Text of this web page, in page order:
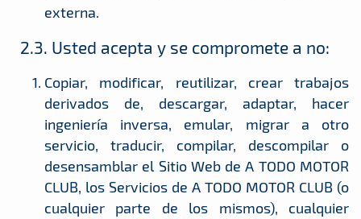
externa.
2.3. Usted acepta y se compromete a no:
Copiar, modificar, reutilizar, crear trabajos
derivados de, descargar, adaptar, hacer
ingeniería inversa, emular, migrar a otro
servicio, traducir, compilar, descompilar o
desensamblar el Sitio Web de A TODO MOTOR
CLUB, los Servicios de A TODO MOTOR CLUB (o
cualquier parte de los mismos), cualquier